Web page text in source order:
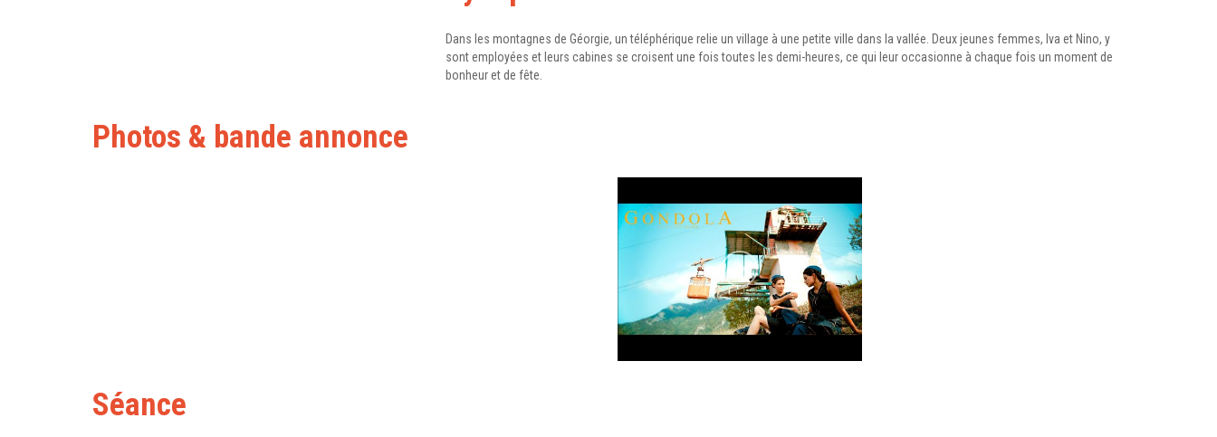
Dans les montagnes de Géorgie, un téléphérique relie un village à une petite ville dans la vallée. Deux jeunes femmes, Iva et Nino, y
sont employées et leurs cabines se croisent une fois toutes les demi-heures, ce qui leur occasionne à chaque fois un moment de
bonheur et de fête.
Photos & bande annonce
Séance